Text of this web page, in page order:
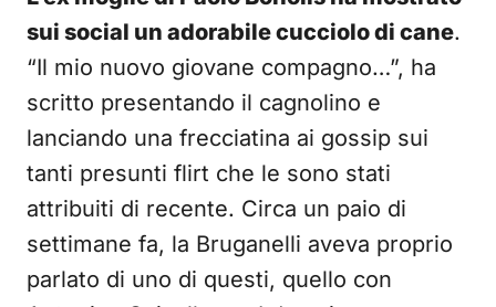
sui social un adorabile cucciolo di cane.
“Il mio nuovo giovane compagno…”, ha
scritto presentando il cagnolino e
lanciando una frecciatina ai gossip sui
tanti presunti flirt che le sono stati
attribuiti di recente. Circa un paio di
settimane fa, la Bruganelli aveva proprio
parlato di uno di questi, quello con